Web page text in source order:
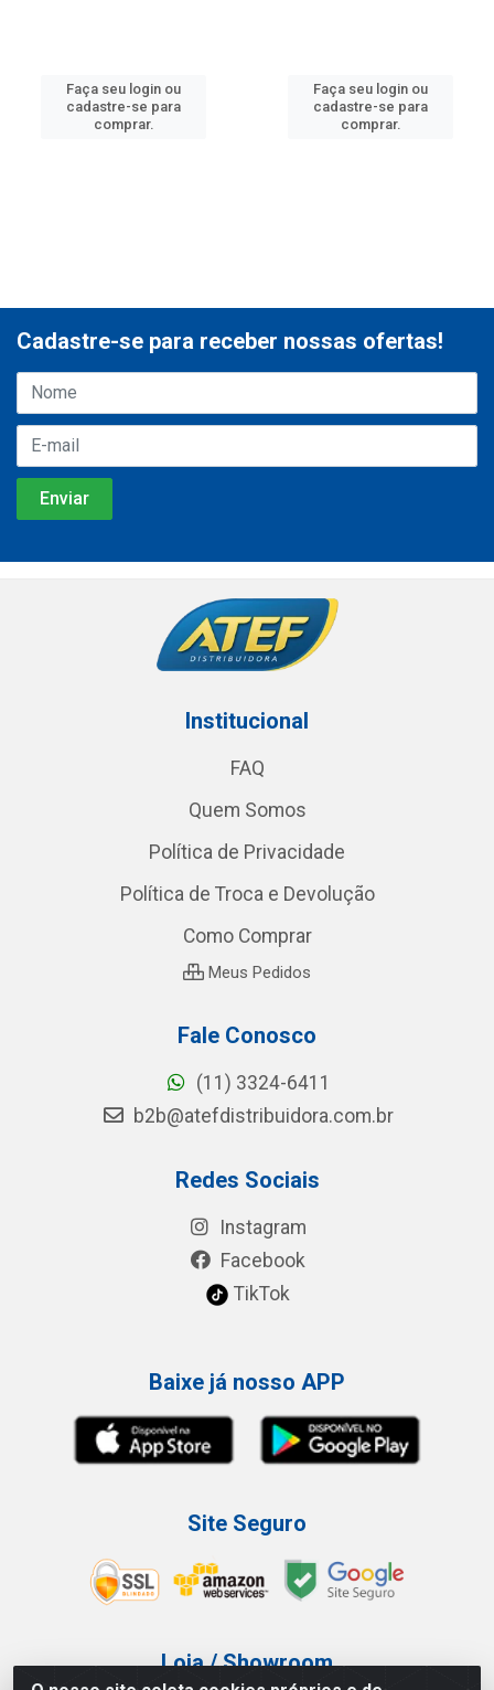
Faça seu login ou
cadastre-se para
comprar.
Faça seu login ou
cadastre-se para
comprar.
Cadastre-se para receber nossas ofertas!
Institucional
FAQ
Quem Somos
Política de Privacidade
Política de Troca e Devolução
Como Comprar
Meus Pedidos
Fale Conosco
(11) 3324-6411
b2b@atefdistribuidora.com.br
Redes Sociais
Instagram
Facebook
TikTok
Baixe já nosso APP
Site Seguro
Loja / Showroom